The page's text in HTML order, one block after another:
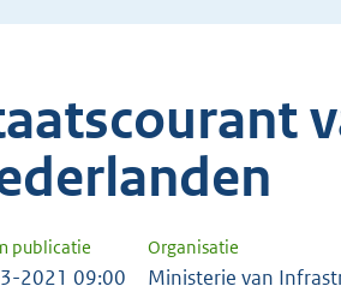
publicatie Organisatie
2021 09:00
Ministerie van